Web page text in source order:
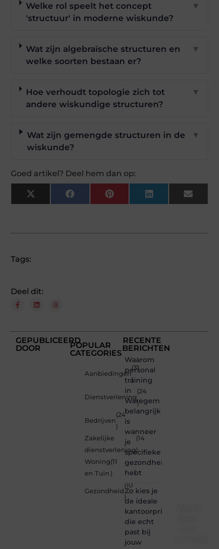
Welke rol speelt het concept
'structuur' in moderne wiskunde?
▼
Wat zijn algebraïsche structuren en
welke soorten bestaan er?
▼
Hoe verhoudt topologie zich tot
andere wiskundige structuren?
▼
Wat zijn gemengde structuren in de
wiskunde?
▼
Goed artikel? Deel hem dan op:
X
(Twitter)
FacebookPinterestLinkedInEmail
Tags:
Deel dit:
GEPUBLICEERD
DOOR
POPULAR
CATEGORIES
Aanbiedingen
(31
)
Dienstverlening
(24
)
Bedrijven
(24
)
Zakelijke
dienstverlening
(14
)
Woning
en Tuin
(11
)
Gezondheid
(10
)
RECENTE
BERICHTEN
Waarom
personal
training
in
Waregem
belangrijk
is
wanneer
je
specifieke
gezondheidsdoelen
hebt
Zo kies je
de ideale
kantoorprinter
die echt
past bij
jouw